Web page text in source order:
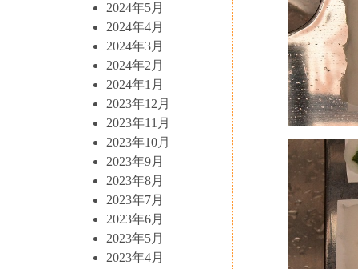
2024年5月
2024年4月
2024年3月
2024年2月
2024年1月
2023年12月
2023年11月
2023年10月
2023年9月
2023年8月
2023年7月
2023年6月
2023年5月
2023年4月